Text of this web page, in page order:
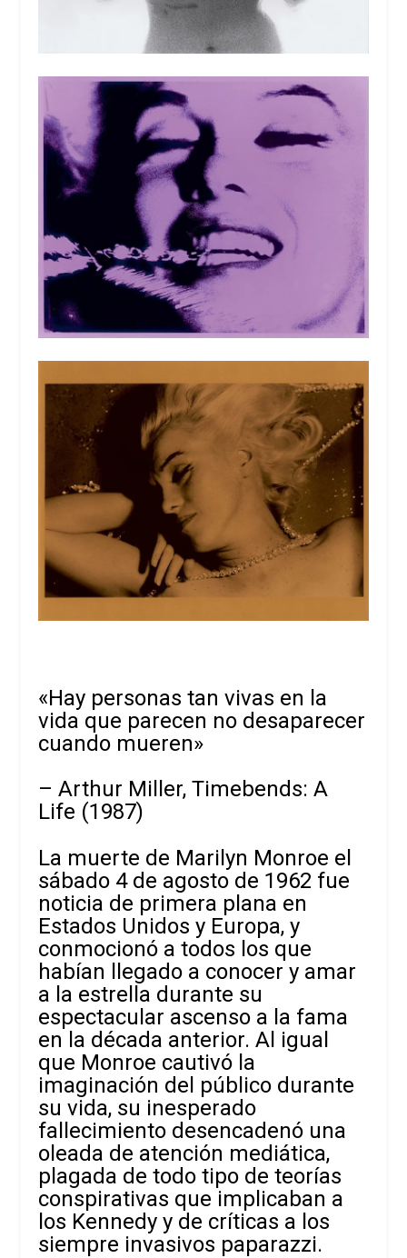
«Hay personas tan vivas en la
vida que parecen no desaparecer
cuando mueren»
– Arthur Miller, Timebends: A
Life (1987)
La muerte de Marilyn Monroe el
sábado 4 de agosto de 1962 fue
noticia de primera plana en
Estados Unidos y Europa, y
conmocionó a todos los que
habían llegado a conocer y amar
a la estrella durante su
espectacular ascenso a la fama
en la década anterior. Al igual
que Monroe cautivó la
imaginación del público durante
su vida, su inesperado
fallecimiento desencadenó una
oleada de atención mediática,
plagada de todo tipo de teorías
conspirativas que implicaban a
los Kennedy y de críticas a los
siempre invasivos paparazzi.